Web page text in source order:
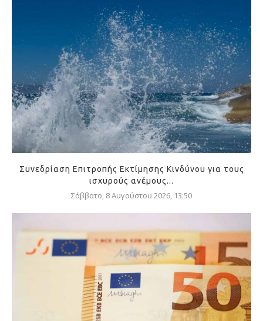
Συνεδρίαση Επιτροπής Εκτίμησης Κινδύνου για τους
ισχυρούς ανέμους...
Σάββατο, 8 Αυγούστου 2026, 13:50